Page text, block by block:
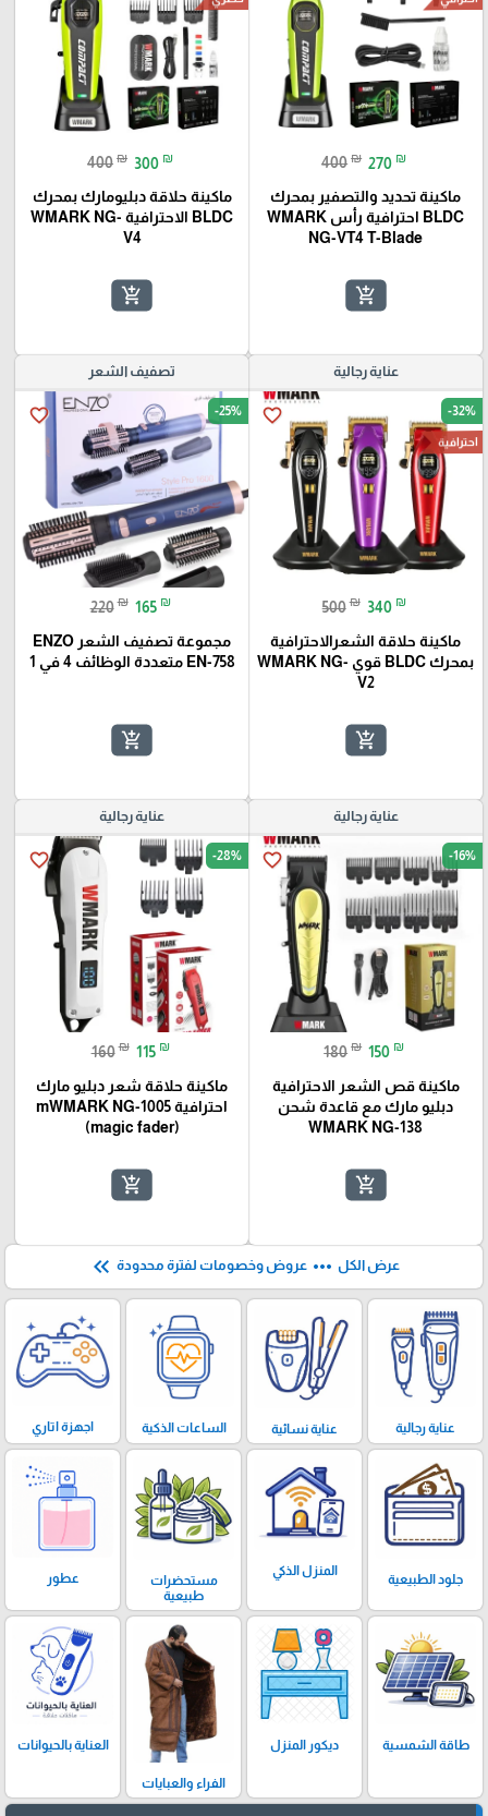
400 ₪ 270 ₪
ماكينة تحديد والتصفير بمحرك
BLDC احترافية رأس WMARK
NG-VT4 T-Blade
add_shopping_cart
400 ₪ 300 ₪
ماكينة حلاقة دبليومارك بمحرك
BLDC الاحترافية WMARK NG-
V4
add_shopping_cart
عناية رجالية
favorite_border -32%
احترافية
500 ₪ 340 ₪
ماكينة حلاقة الشعرالاحترافية
بمحرك BLDC قوي WMARK NG-
V2
add_shopping_cart
تصفيف الشعر
favorite_border -25%
220 ₪ 165 ₪
مجموعة تصفيف الشعر ENZO
EN-758 متعددة الوظائف 4 في 1
add_shopping_cart
عناية رجالية
favorite_border -16%
180 ₪ 150 ₪
ماكينة قص الشعر الاحترافية
دبليو مارك مع قاعدة شحن
WMARK NG-138
add_shopping_cart
عناية رجالية
favorite_border -28%
160 ₪ 115 ₪
ماكينة حلاقة شعر دبليو مارك
احترافية mWMARK NG-1005
(magic fader)
add_shopping_cart
عرض الكل more_horiz عروض وخصومات لفترة محدودة keyboard_double_arrow_left
عناية رجالية عناية نسائية الساعات الذكية اجهزة اتاري
جلود الطبيعية
المنزل الذكي
مستحضرات
طبيعية
عطور
طاقة الشمسية ديكور المنزل
الفراء والعبايات
العناية بالحيوانات